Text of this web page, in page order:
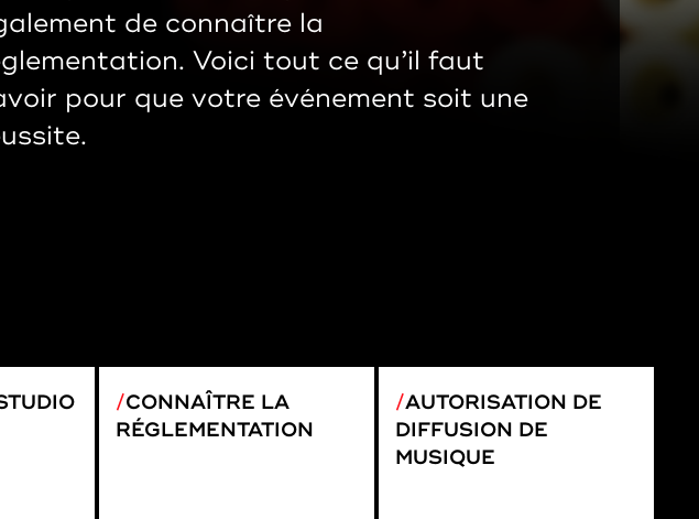
de connaître la
Voici tout ce qu’il faut
pour que votre événement soit une
CONNAÎTRE LA
RÉGLEMENTATION
AUTORISATION DE
DIFFUSION DE
MUSIQUE